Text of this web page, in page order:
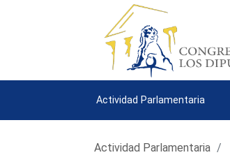
Actividad Parlamentaria
Actividad Parlamentaria